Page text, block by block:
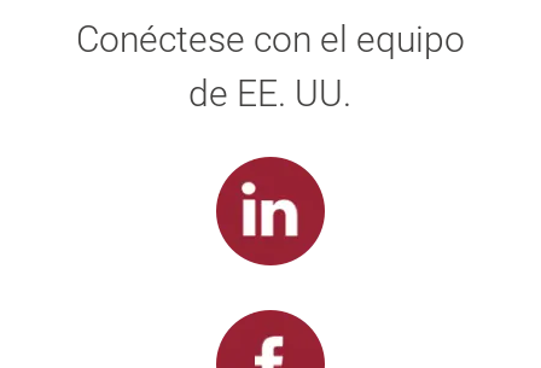
Conéctese con el equipo
de EE. UU.